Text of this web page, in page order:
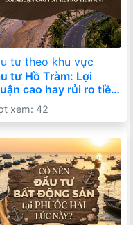
tư theo khu vực
tư Hồ Tràm: Lợi
cao hay rủi ro tiềm
Góc nhìn thực tế
khi xuống tiền
xem: 42